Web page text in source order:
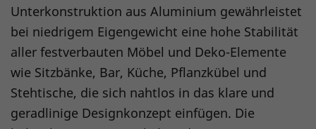
Unterkonstruktion aus Aluminium gewährleistet
bei niedrigem Eigengewicht eine hohe Stabilität
aller festverbauten Möbel und Deko-Elemente
wie Sitzbänke, Bar, Küche, Pflanzkübel und
Stehtische, die sich nahtlos in das klare und
geradlinige Designkonzept einfügen. Die